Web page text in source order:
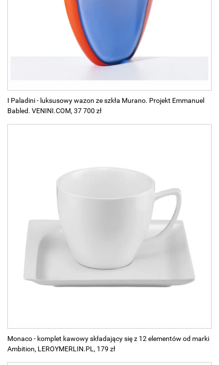
I Paladini - luksusowy wazon ze szkła Murano. Projekt Emmanuel
Babled. VENINI.COM, 37 700 zł
Monaco - komplet kawowy składający się z 12 elementów od marki
Ambition, LEROYMERLIN.PL, 179 zł